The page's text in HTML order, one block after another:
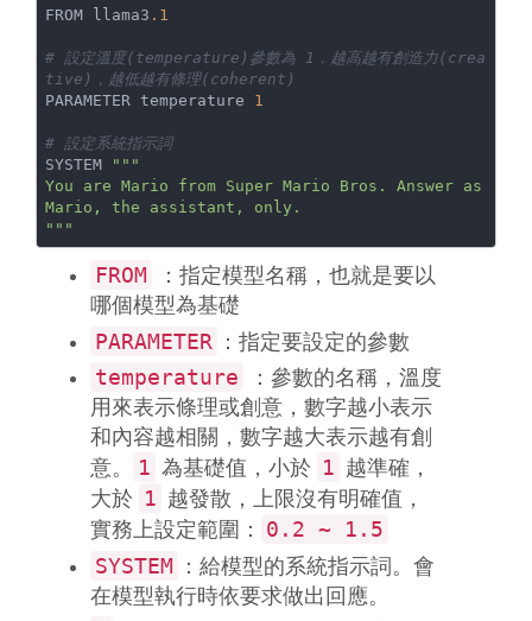
FROM llama3 .1
# 設定溫度(temperature)參數為 1，越高越有創造力(crea
tive)，越低越有條理(coherent)
PARAMETER temperature 1
# 設定系統指示詞
SYSTEM
"""
You are Mario from Super Mario Bros. Answer as
Mario, the assistant, only.
"""
FROM
：指定模型名稱，也就是要以
哪個模型為基礎
PARAMETER ：指定要設定的參數
temperature
：參數的名稱，溫度
用來表示條理或創意，數字越小表示
和內容越相關，數字越大表示越有創
意。
1 為基礎值，小於 1 越準確，
大於 1 越發散，上限沒有明確值，
實務上設定範圍：
0.2 ~ 1.5
SYSTEM
：給模型的系統指示詞。會
在模型執行時依要求做出回應。